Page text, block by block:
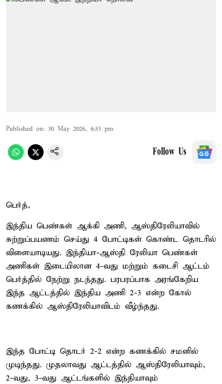
Published on: 30 May 2026, 6:53 pm
Follow Us
பெர்த்,
இந்திய பெண்கள் ஆக்கி அணி, ஆஸ்திரேலியாவில்
சுற்றுப்பயணம் செய்து 4 போட்டிகள் கொண்ட தொடரில்
விளையாடியது. இந்தியா-ஆஸ்தி ரேலியா பெண்கள்
அணிகள் இடையிலான 4-வது மற்றும் கடைசி ஆட்டம்
பெர்த்தில் நேற்று நடந்தது. பரபரப்பாக அரங்கேறிய
இந்த ஆட்டத்தில் இந்திய அணி 2-3 என்ற கோல்
கணக்கில் ஆஸ்திரேலியாவிடம் வீழ்ந்தது.
இந்த போட்டி தொடர் 2-2 என்ற கணக்கில் சமனில்
முடிந்தது. முதலாவது ஆட்டத்தில் ஆஸ்திரேலியாவும்,
2-வது, 3-வது ஆட்டங்களில் இந்தியாவும்